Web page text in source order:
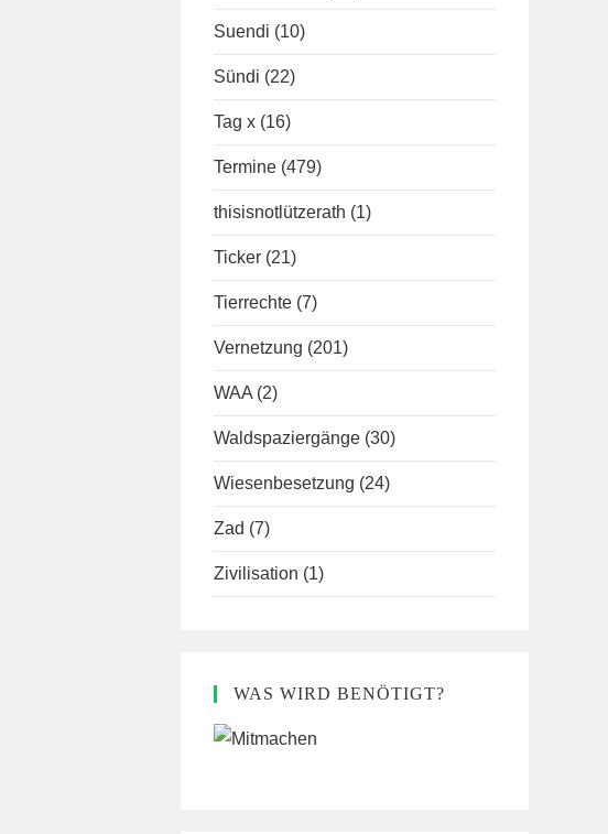
Suendi (10)
Sündi (22)
Tag x (16)
Termine (479)
thisisnotlützerath (1)
Ticker (21)
Tierrechte (7)
Vernetzung (201)
WAA (2)
Waldspaziergänge (30)
Wiesenbesetzung (24)
Zad (7)
Zivilisation (1)
WAS WIRD BENÖTIGT?